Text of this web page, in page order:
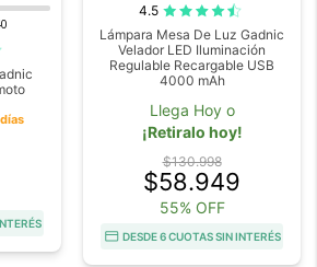
4.5
Lámpara Mesa De Luz Gadnic
Velador LED Iluminación
Regulable Recargable USB
4000 mAh
Llega Hoy o
¡Retiralo hoy!
$130.998
$58.949
55% OFF
DESDE 6 CUOTAS SIN INTERÉS